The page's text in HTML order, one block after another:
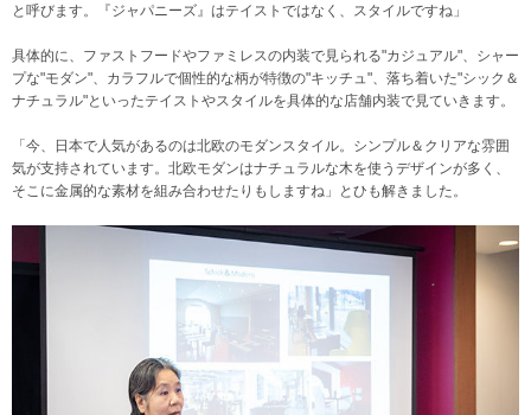
と呼びます。『ジャパニーズ』はテイストではなく、スタイルですね」
具体的に、ファストフードやファミレスの内装で見られる"カジュアル"、シャー
プな"モダン"、カラフルで個性的な柄が特徴の"キッチュ"、落ち着いた"シック＆
ナチュラル"といったテイスト やスタイルを具体的な店舗内装で見ていきます。
「今、日本で人気があるのは北欧のモダンスタイル。シンプル＆クリアな雰囲
気が支持されています。北欧モダンはナチュラルな木を使うデザインが多く、
そこに金属的な素材を組み合わせたりもしますね」とひも解きました。